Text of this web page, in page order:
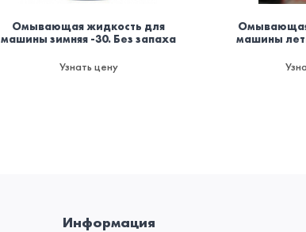
Омывающая жидкость для
машины зимняя -30. Без запаха
Узнать цену
машины
Информация